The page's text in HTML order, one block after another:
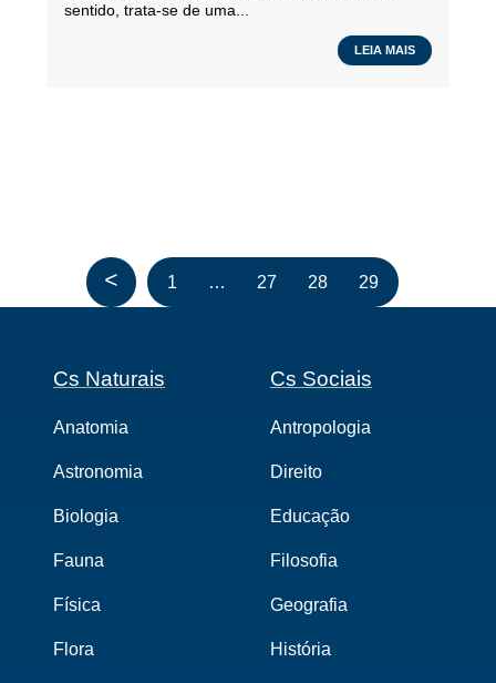
sentido, trata-se de uma...
LEIA MAIS
< 1 … 27 28 29
Cs Naturais
Anatomia
Astronomia
Biologia
Fauna
Física
Flora
Cs Sociais
Antropologia
Direito
Educação
Filosofia
Geografia
História